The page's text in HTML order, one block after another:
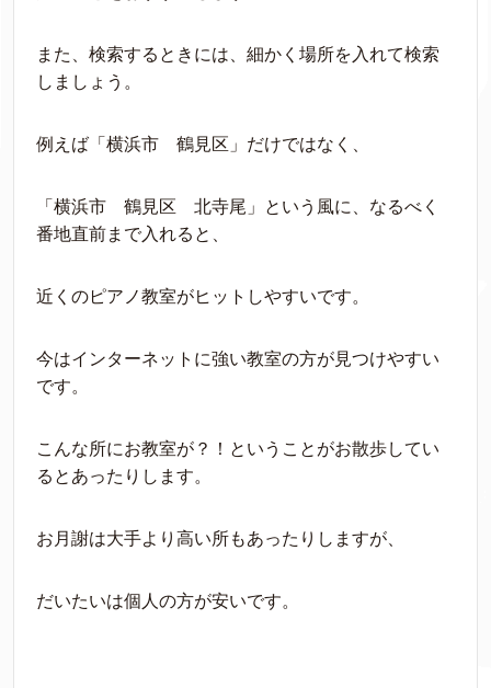
また、検索するときには、細かく場所を入れて検索
しましょう。
例えば「横浜市 鶴見区」だけではなく、
「横浜市 鶴見区 北寺尾」という風に、なるべく
番地直前まで入れると、
近くのピアノ教室がヒットしやすいです。
今はインターネットに強い教室の方が見つけやすい
です。
こんな所にお教室が？！ということがお散歩してい
るとあったりします。
お月謝は大手より高い所もあったりしますが、
だいたいは個人の方が安いです。